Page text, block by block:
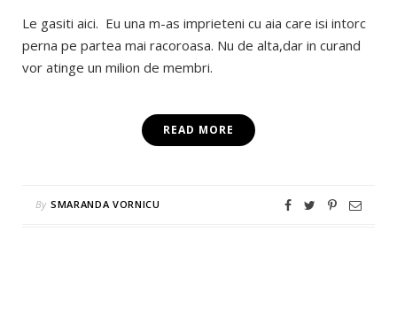
Le gasiti aici. Eu una m-as imprieteni cu aia care isi intorc
perna pe partea mai racoroasa. Nu de alta,dar in curand
vor atinge un milion de membri.
READ MORE
By SMARANDA VORNICU